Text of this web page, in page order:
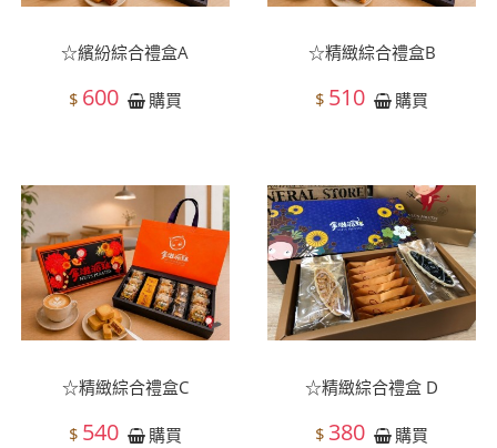
☆繽紛綜合禮盒A
$ 600 購買
☆精緻綜合禮盒B
$ 510 購買
☆精緻綜合禮盒C
$ 540 購買
☆精緻綜合禮盒 D
$ 380 購買